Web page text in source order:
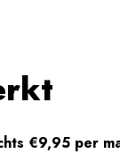
€9,95 per